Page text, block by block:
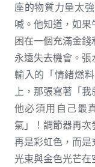
座的物質力量太
喊。他知道，如
困在一個充滿金錢
永遠失去機會。
輸入的「情緒燃
上，那張寫著「
他必須用自己最
氣」！調節器再
再是彩虹色，而
光束與金色光芒